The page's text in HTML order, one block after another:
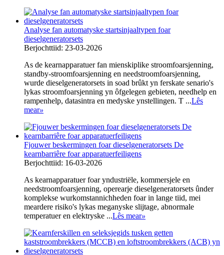
Analyse fan automatyske startsinjaaltypen foar
dieselgeneratorsets
Berjochttiid: 23-03-2026
As de kearnapparatuer fan mienskiplike stroomfoarsjenning,
standby-stroomfoarsjenning en needstroomfoarsjenning,
wurde dieselgeneratorsets in soad brûkt yn ferskate senario's
lykas stroomfoarsjenning yn ôfgelegen gebieten, needhelp en
rampenhelp, datasintra en medyske ynstellingen. T ...Lês
mear»
Fjouwer beskermingen foar dieselgeneratorsets De
kearnbarriêre foar apparatuerfeiligens
Berjochttiid: 16-03-2026
As kearnapparatuer foar yndustriële, kommersjele en
needstroomfoarsjenning, operearje dieselgeneratorsets ûnder
komplekse wurkomstannichheden foar in lange tiid, mei
meardere risiko's lykas meganyske slijtage, abnormale
temperatuer en elektryske ...Lês mear»